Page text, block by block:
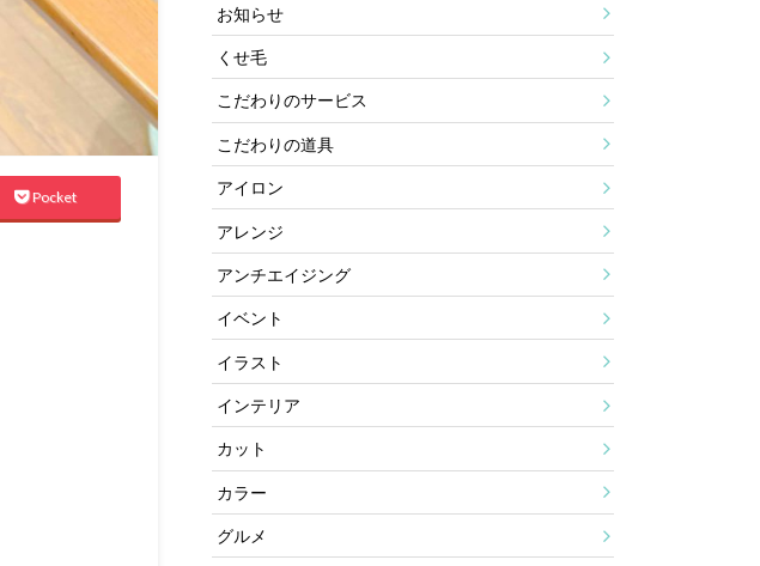
Pocket
お知らせ
くせ毛
こだわりのサービス
こだわりの道具
アイロン
アレンジ
アンチエイジング
イベント
イラスト
インテリア
カット
カラー
グルメ